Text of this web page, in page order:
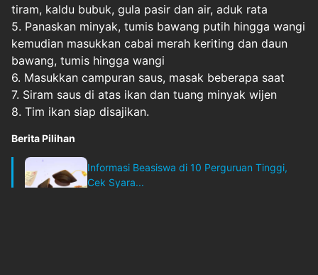
tiram, kaldu bubuk, gula pasir dan air, aduk rata
5. Panaskan minyak, tumis bawang putih hingga wangi
kemudian masukkan cabai merah keriting dan daun
bawang, tumis hingga wangi
6. Masukkan campuran saus, masak beberapa saat
7. Siram saus di atas ikan dan tuang minyak wijen
8. Tim ikan siap disajikan.
Berita Pilihan
Informasi Beasiswa di 10 Perguruan Tinggi,
Cek Syara...